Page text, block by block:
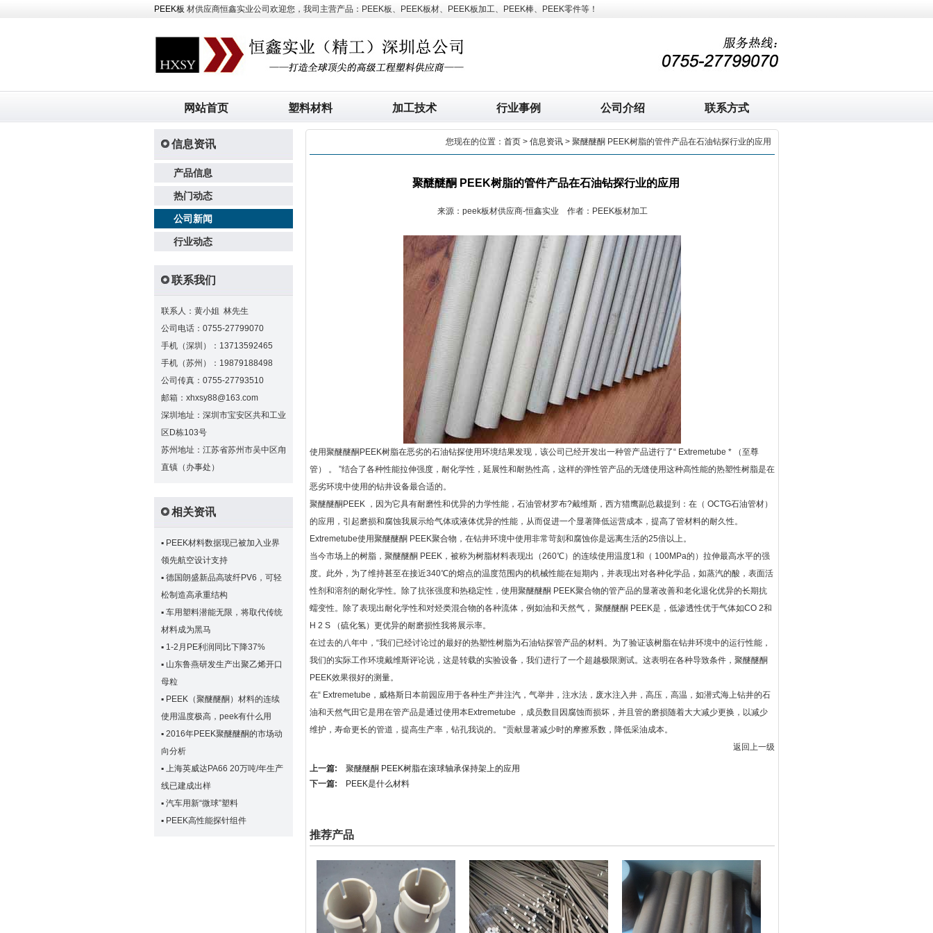
PEEK板 材供应商恒鑫实业公司欢迎您，我司主营产品：PEEK板、PEEK板材、PEEK板加工、PEEK棒、PEEK零件等！
网站首页 塑料材料 加工技术 行业事例 公司介绍 联系方式
信息资讯
产品信息
热门动态
公司新闻
行业动态
联系我们
联系人：黄小姐 林先生
公司电话：0755-27799070
手机（深圳）：13713592465
手机（苏州）：19879188498
公司传真：0755-27793510
邮箱：xhxsy88@163.com
深圳地址：深圳市宝安区共和工业
区D栋103号
苏州地址：江苏省苏州市吴中区甪
直镇（办事处）
相关资讯
▪ PEEK材料数据现已被加入业界
领先航空设计支持
▪ 德国朗盛新品高玻纤PV6，可轻
松制造高承重结构
▪ 车用塑料潜能无限，将取代传统
材料成为黑马
▪ 1-2月PE利润同比下降37%
▪ 山东鲁燕研发生产出聚乙烯开口
母粒
▪ PEEK（聚醚醚酮）材料的连续
使用温度极高，peek有什么用
▪ 2016年PEEK聚醚醚酮的市场动
向分析
▪ 上海英威达PA66 20万吨/年生产
线已建成出样
▪ 汽车用新“微球”塑料
▪ PEEK高性能探针组件
您现在的位置： 首页 > 信息资讯 > 聚醚醚酮 PEEK树脂的管件产品在石油钻探行业的应用
聚醚醚酮 PEEK树脂的管件产品在石油钻探行业的应用
来源：peek板材供应商-恒鑫实业 作者：PEEK板材加工
使用聚醚醚酮PEEK树脂在恶劣的石油钻探使用环境结果发现，该公司已经开发出一种管产品进行了“ Extremetube * （至尊
管） 。 ”结合了各种性能拉伸强度，耐化学性，延展性和耐热性高，这样的弹性管产品的无缝使用这种高性能的热塑性树脂是在
恶劣环境中使用的钻井设备最合适的。
聚醚醚酮PEEK ，因为它具有耐磨性和优异的力学性能，石油管材罗布?戴维斯，西方猎鹰副总裁提到：在（ OCTG石油管材）
的应用，引起磨损和腐蚀我展示给气体或液体优异的性能，从而促进一个显著降低运营成本，提高了管材料的耐久性。
Extremetube使用聚醚醚酮 PEEK聚合物，在钻井环境中使用非常苛刻和腐蚀你是远离生活的25倍以上。
当今市场上的树脂，聚醚醚酮 PEEK，被称为树脂材料表现出（260℃）的连续使用温度1和（ 100MPa的）拉伸最高水平的强
度。此外，为了维持甚至在接近340℃的熔点的温度范围内的机械性能在短期内，并表现出对各种化学品，如蒸汽的酸，表面活
性剂和溶剂的耐化学性。除了抗张强度和热稳定性，使用聚醚醚酮 PEEK聚合物的管产品的显著改善和老化退化优异的长期抗
蠕变性。除了表现出耐化学性和对烃类混合物的各种流体，例如油和天然气， 聚醚醚酮 PEEK是，低渗透性优于气体如CO 2和
H 2 S （硫化氢）更优异的耐磨损性我将展示率。
在过去的八年中，“我们已经讨论过的最好的热塑性树脂为石油钻探管产品的材料。为了验证该树脂在钻井环境中的运行性能，
我们的实际工作环境戴维斯评论说，这是转载的实验设备，我们进行了一个超越极限测试。这表明在各种导致条件，聚醚醚酮
PEEK效果很好的测量。
在“ Extremetube，威格斯日本前园应用于各种生产井注汽，气举井，注水法，废水注入井，高压，高温，如潜式海上钻井的石
油和天然气田它是用在管产品是通过使用本Extremetube ，成员数目因腐蚀而损坏，并且管的磨损随着大大减少更换，以减少
维护，寿命更长的管道，提高生产率，钻孔我说的。 “贡献显著减少时的摩擦系数，降低采油成本。
返回上一级
上一篇: 聚醚醚酮 PEEK树脂在滚球轴承保持架上的应用
下一篇:
PEEK是什么材料
推荐产品